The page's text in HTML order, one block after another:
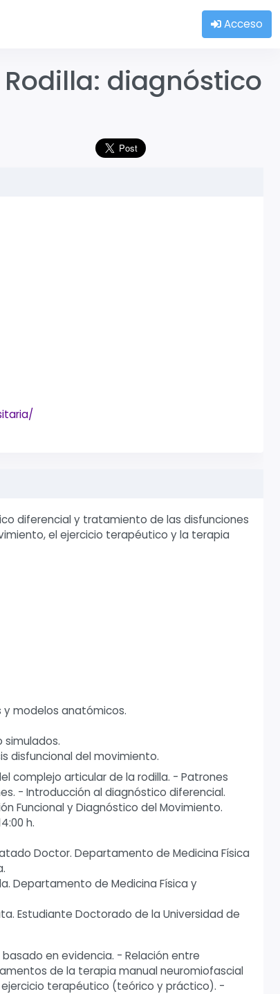
Acceso
diagnóstico
diferencial y tratamiento de las disfunciones
el ejercicio terapéutico y la terapia
y modelos anatómicos.
simulados.
disfuncional del movimiento.
complejo articular de la rodilla. - Patrones
- Introducción al diagnóstico diferencial.
Funcional y Diagnóstico del Movimiento.
h.
Doctor. Departamento de Medicina Física
Departamento de Medicina Física y
Estudiante Doctorado de la Universidad de
en evidencia. - Relación entre
de la terapia manual neuromiofascial
terapéutico (teórico y práctico). -